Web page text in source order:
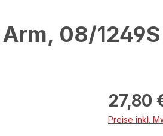
08/1249S
Regulärer
27,80
Preise inkl.